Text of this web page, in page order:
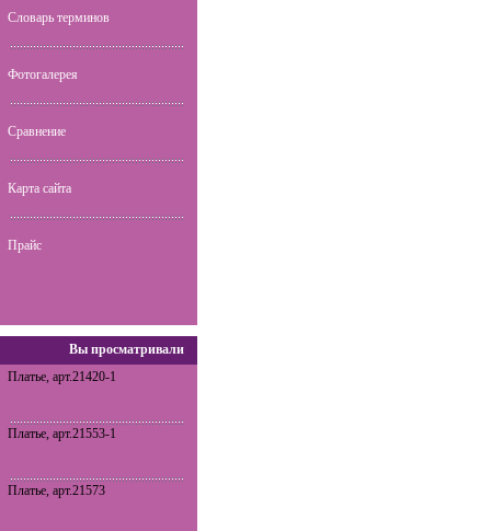
Словарь терминов
Фотогалерея
Сравнение
Карта сайта
Прайс
Вы просматривали
Платье, арт.21420-1
Платье, арт.21553-1
Платье, арт.21573